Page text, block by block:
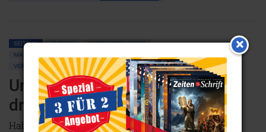
SEITE 23 AMERIKA
INSZENIERTE KRIEGE
MASSENMEDIEN • MANIPULATION
VERSCHWÖRUNGSTHEORIEN
ALTERNATIVE WISSENSCHAFT RAUM & ZEIT
Unheimliche Intervention der
dritten Art
Haben UFOs immer wieder den Dritten Weltkrieg